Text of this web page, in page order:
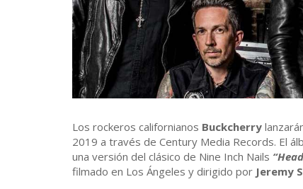
Los rockeros californianos Buckcherry
2019 a través de Century Media Records. El
una versión del clásico de Nine Inch Nails
filmado en Los Ángeles y dirigido por Jeremy